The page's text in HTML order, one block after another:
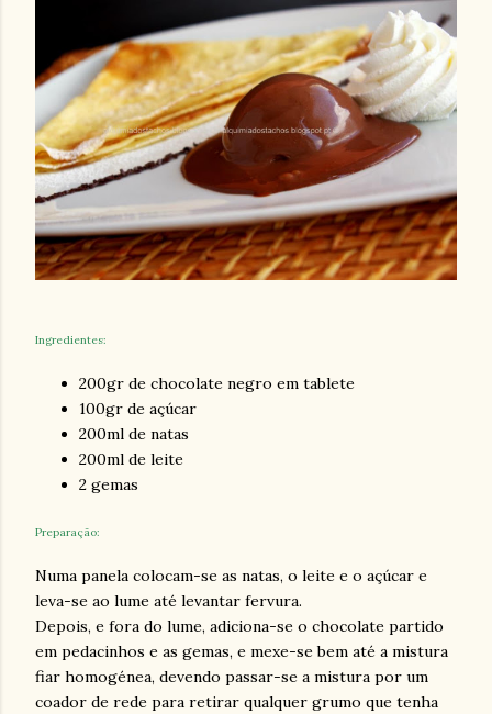
Ingredientes:
200gr de chocolate negro em tablete
100gr de açúcar
200ml de natas
200ml de leite
2 gemas
Preparação:
Numa panela colocam-se as natas, o leite e o açúcar e
leva-se ao lume até levantar fervura.
Depois, e fora do lume, adiciona-se o chocolate partido
em pedacinhos e as gemas, e mexe-se bem até a mistura
fiar homogénea, devendo passar-se a mistura por um
coador de rede para retirar qualquer grumo que tenha